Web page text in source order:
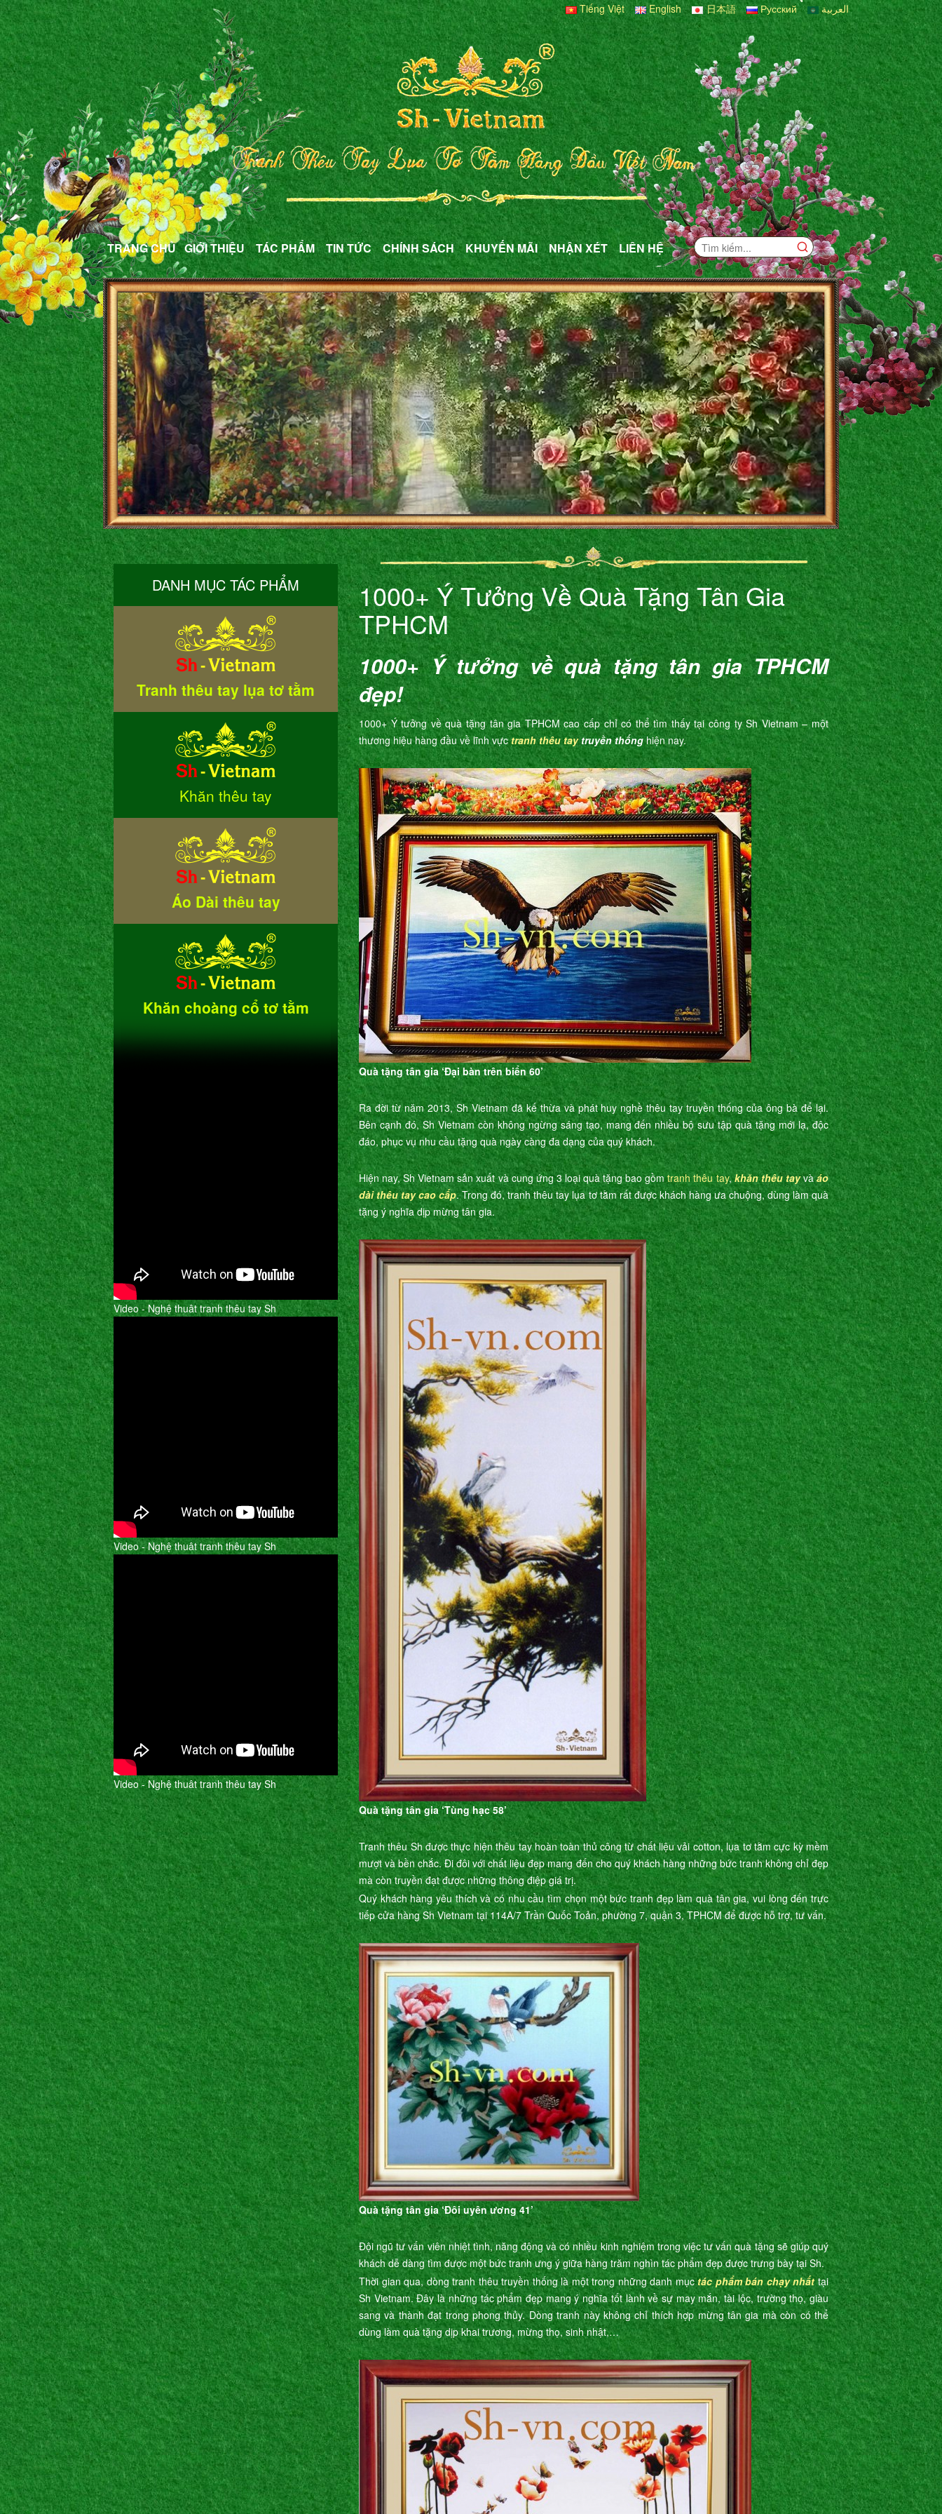
Tiếng Việt English 日本語 Русский العربية
TRANG CHỦ GIỚI THIỆU TÁC PHẨM TIN TỨC CHÍNH SÁCH KHUYẾN MÃI NHẬN XÉT LIÊN HỆ
1000+ Ý Tưởng Về Quà Tặng Tân Gia
TPHCM
1000+ Ý tưởng về quà tặng tân gia TPHCM
đẹp!
1000+ Ý tưởng về quà tặng tân gia TPHCM cao cấp chỉ có thể tìm thấy tại công ty Sh Vietnam – một
thương hiệu hàng đầu về lĩnh vựctranh thêu taytruyền thốnghiện nay.
Quà tặng tân gia ‘Đại bàn trên biển 60’
Ra đời từ năm 2013, Sh Vietnam đã kế thừa và phát huy nghề thêu tay truyền thống của ông bà để lại.
Bên cạnh đó, Sh Vietnam còn không ngừng sáng tạo, mang đến nhiều bộ sưu tập quà tặng mới lạ, độc
đáo, phục vụ nhu cầu tặng quà ngày càng đa dạng của quý khách.
Hiện nay, Sh Vietnam sản xuất và cung ứng 3 loại quà tặng bao gồmtranh thêu tay,khăn thêu tayvàáo
dài thêu tay cao cấp. Trong đó, tranh thêu tay lụa tơ tằm rất được khách hàng ưa chuộng, dùng làm quà
tặng ý nghĩa dịp mừng tân gia.
Quà tặng tân gia ‘Tùng hạc 58’
Tranh thêu Sh được thực hiện thêu tay hoàn toàn thủ công từ chất liệu vải cotton, lụa tơ tằm cực kỳ mềm
mượt và bền chắc. Đi đôi với chất liệu đẹp mang đến cho quý khách hàng những bức tranh không chỉ đẹp
mà còn truyền đạt được những thông điệp giá trị.
Quý khách hàng yêu thích và có nhu cầu tìm chọn một bức tranh đẹp làm quà tân gia, vui lòng đến trực
tiếp cửa hàng Sh Vietnam tại 114A/7 Trần Quốc Toản, phường 7, quận 3, TPHCM để được hỗ trợ, tư vấn.
Quà tặng tân gia ‘Đôi uyên ương 41’
Đội ngũ tư vấn viên nhiệt tình, năng động và có nhiều kinh nghiệm trong việc tư vấn quà tặng sẽ giúp quý
khách dễ dàng tìm được một bức tranh ưng ý giữa hàng trăm nghìn tác phẩm đẹp được trưng bày tại Sh.
Thời gian qua, dòng tranh thêu truyền thống là một trong những danh mụctác phẩm bán chạy nhấttại
Sh Vietnam. Đây là những tác phẩm đẹp mang ý nghĩa tốt lành về sự may mắn, tài lộc, trường thọ, giàu
sang và thành đạt trong phong thủy. Dòng tranh này không chỉ thích hợp mừng tân gia mà còn có thể
dùng làm quà tặng dịp khai trương, mừng thọ, sinh nhật,…
DANH MỤC TÁC PHẨM
Tranh thêu tay lụa tơ tằm
Khăn thêu tay
Áo Dài thêu tay
Khăn choàng cổ tơ tằm
Video - Nghệ thuât tranh thêu tay Sh
Video - Nghệ thuât tranh thêu tay Sh
Video - Nghệ thuât tranh thêu tay Sh